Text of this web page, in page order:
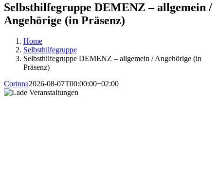
Selbsthilfegruppe DEMENZ – allgemein /
Angehörige (in Präsenz)
Home
Selbsthilfegruppe
Selbsthilfegruppe DEMENZ – allgemein / Angehörige (in
Präsenz)
Corinna2026-08-07T00:00:00+02:00